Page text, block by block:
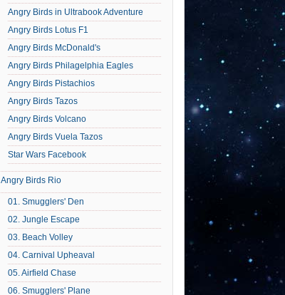
Angry Birds in Ultrabook Adventure
Angry Birds Lotus F1
Angry Birds McDonald's
Angry Birds Philagelphia Eagles
Angry Birds Pistachios
Angry Birds Tazos
Angry Birds Volcano
Angry Birds Vuela Tazos
Star Wars Facebook
Angry Birds Rio
01. Smugglers' Den
02. Jungle Escape
03. Beach Volley
04. Carnival Upheaval
05. Airfield Chase
06. Smugglers' Plane